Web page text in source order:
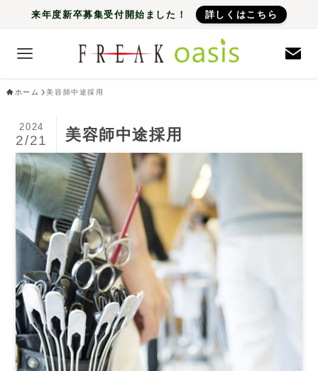
来年度新卒募集受付開始ました！ 詳しくはこちら
ホーム 美容師中途採用
美容師中途採用
2024
2/21